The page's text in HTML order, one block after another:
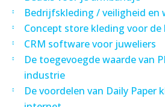
Bedrijfskleding / veiligheid en
Concept store kleding voor
CRM software voor juweliers
De toegevoegde waarde van
industrie
De voordelen van Daily Paper